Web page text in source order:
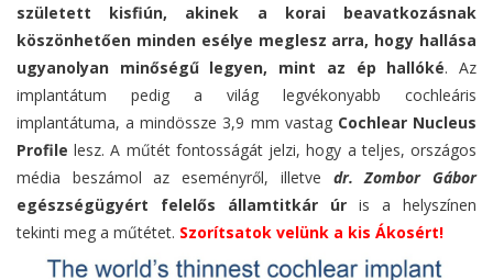
született kisfiún, akinek a korai beavatkozásnak
köszönhetően minden esélye meglesz arra, hogy hallása
ugyanolyan minőségű legyen, mint az ép hallóké. Az
implantátum pedig a világ legvékonyabb cochleáris
implantátuma, a mindössze 3,9 mm vastag Cochlear Nucleus
Profile lesz. A műtét fontosságát jelzi, hogy a teljes, országos
média beszámol az eseményről, illetve dr. Zombor Gábor
egészségügyért felelős államtitkár úr is a helyszínen
tekinti meg a műtétet. Szorítsatok velünk a kis Ákosért!